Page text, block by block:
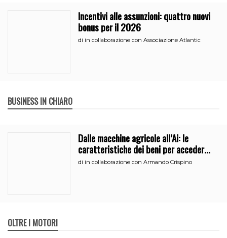
Incentivi alle assunzioni: quattro nuovi
bonus per il 2026
di in collaborazione con Associazione Atlantic
BUSINESS IN CHIARO
Dalle macchine agricole all’Ai: le
caratteristiche dei beni per accedere
all’iperammortamento
di in collaborazione con Armando Crispino
OLTRE I MOTORI